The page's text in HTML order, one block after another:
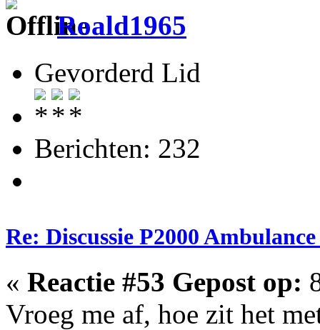
Roald1965
Gevorderd Lid
Berichten: 232
Re: Discussie P2000
« Reactie #53 Gepost op:
Vroeg me af, hoe zit het